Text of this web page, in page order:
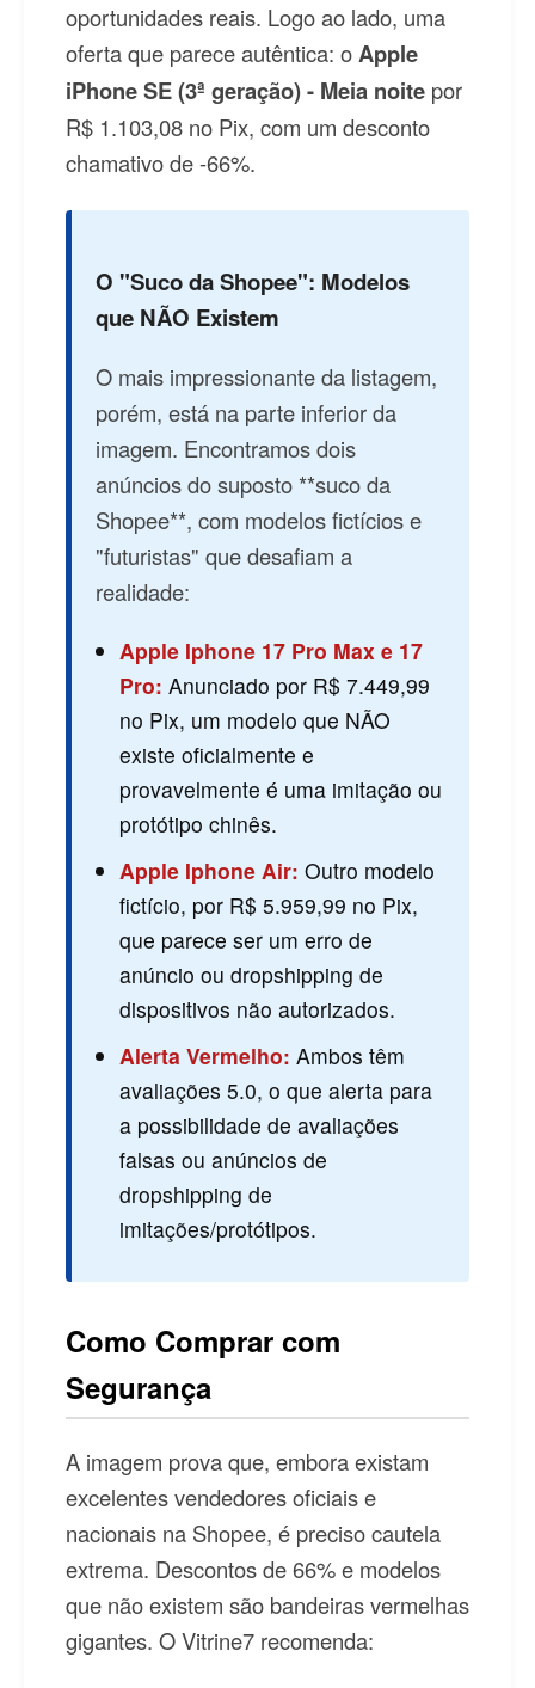
oportunidades reais. Logo ao lado, uma
oferta que parece autêntica: oApple
iPhone SE (3ª geração) - Meia noite por
R$ 1.103,08 no Pix, com um desconto
chamativo de -66%.
O "Suco da Shopee": Modelos
que NÃO Existem
O mais impressionante da listagem,
porém, está na parte inferior da
imagem. Encontramos dois
anúncios do suposto **suco da
Shopee**, com modelos fictícios e
"futuristas" que desafiam a
realidade:
Apple Iphone 17 Pro Max e 17
Pro: Anunciado por R$ 7.449,99
no Pix, um modelo que NÃO
existe oficialmente e
provavelmente é uma imitação ou
protótipo chinês.
Apple Iphone Air: Outro modelo
fictício, por R$ 5.959,99 no Pix,
que parece ser um erro de
anúncio ou dropshipping de
dispositivos não autorizados.
Alerta Vermelho: Ambos têm
avaliações 5.0, o que alerta para
a possibilidade de avaliações
falsas ou anúncios de
dropshipping de
imitações/protótipos.
Como Comprar com
Segurança
A imagem prova que, embora existam
excelentes vendedores oficiais e
nacionais na Shopee, é preciso cautela
extrema. Descontos de 66% e modelos
que não existem são bandeiras vermelhas
gigantes. O Vitrine7 recomenda: